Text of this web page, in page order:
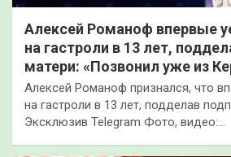
Алексей Романоф впервые
на гастроли в 13 лет,
матери: «Позвонил уже из
Алексей Романоф признался, что
на гастроли в 13 лет, подделав
Эксклюзив Telegram Фото, видео:…